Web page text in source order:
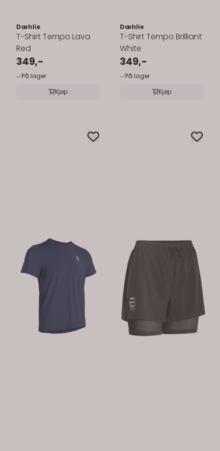
Dæhlie
T-Shirt Tempo Lava
Red
349,-
På lager
Kjøp
Dæhlie
T-Shirt Tempo Brilliant
White
349,-
På lager
Kjøp